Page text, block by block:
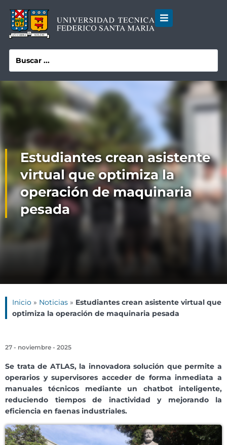
Estudiantes crean asistente
virtual que optimiza la
operación de maquinaria
pesada
Inicio » Noticias » Estudiantes crean asistente virtual que
optimiza la operación de maquinaria pesada
27 - noviembre - 2025
Se trata de ATLAS, la innovadora solución que permite a
operarios y supervisores acceder de forma inmediata a
manuales técnicos mediante un chatbot inteligente,
reduciendo tiempos de inactividad y mejorando la
eficiencia en faenas industriales.